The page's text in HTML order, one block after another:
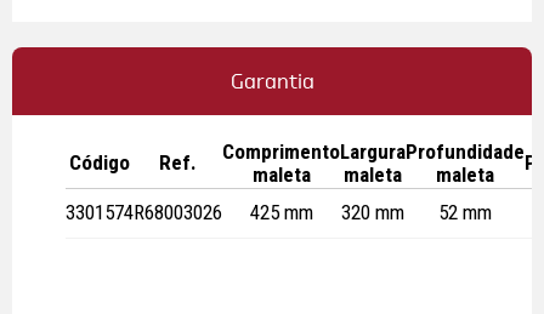
Garantia
Código Ref.
Comprimento
maleta
Largura
maleta
Profundidade
maleta
3301574R68003026 425 mm 320 mm 52 mm